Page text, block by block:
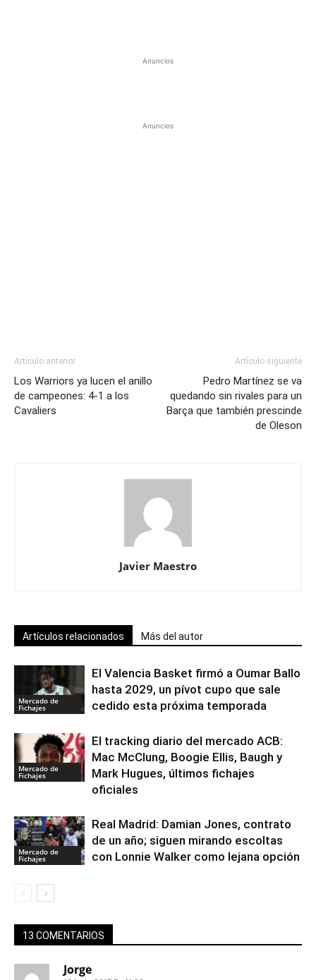
Anuncios
Anuncios
Artículo anterior
Los Warriors ya lucen el anillo
de campeones: 4-1 a los
Cavaliers
Artículo siguiente
Pedro Martínez se va
quedando sin rivales para un
Barça que también prescinde
de Oleson
Javier Maestro
Artículos relacionados Más del autor
Mercado de
Fichajes
El Valencia Basket firmó a Oumar Ballo
hasta 2029, un pívot cupo que sale
cedido esta próxima temporada
Mercado de
Fichajes
El tracking diario del mercado ACB:
Mac McClung, Boogie Ellis, Baugh y
Mark Hugues, últimos fichajes
oficiales
Mercado de
Fichajes
Real Madrid: Damian Jones, contrato
de un año; siguen mirando escoltas
con Lonnie Walker como lejana opción
13 COMENTARIOS
Jorge